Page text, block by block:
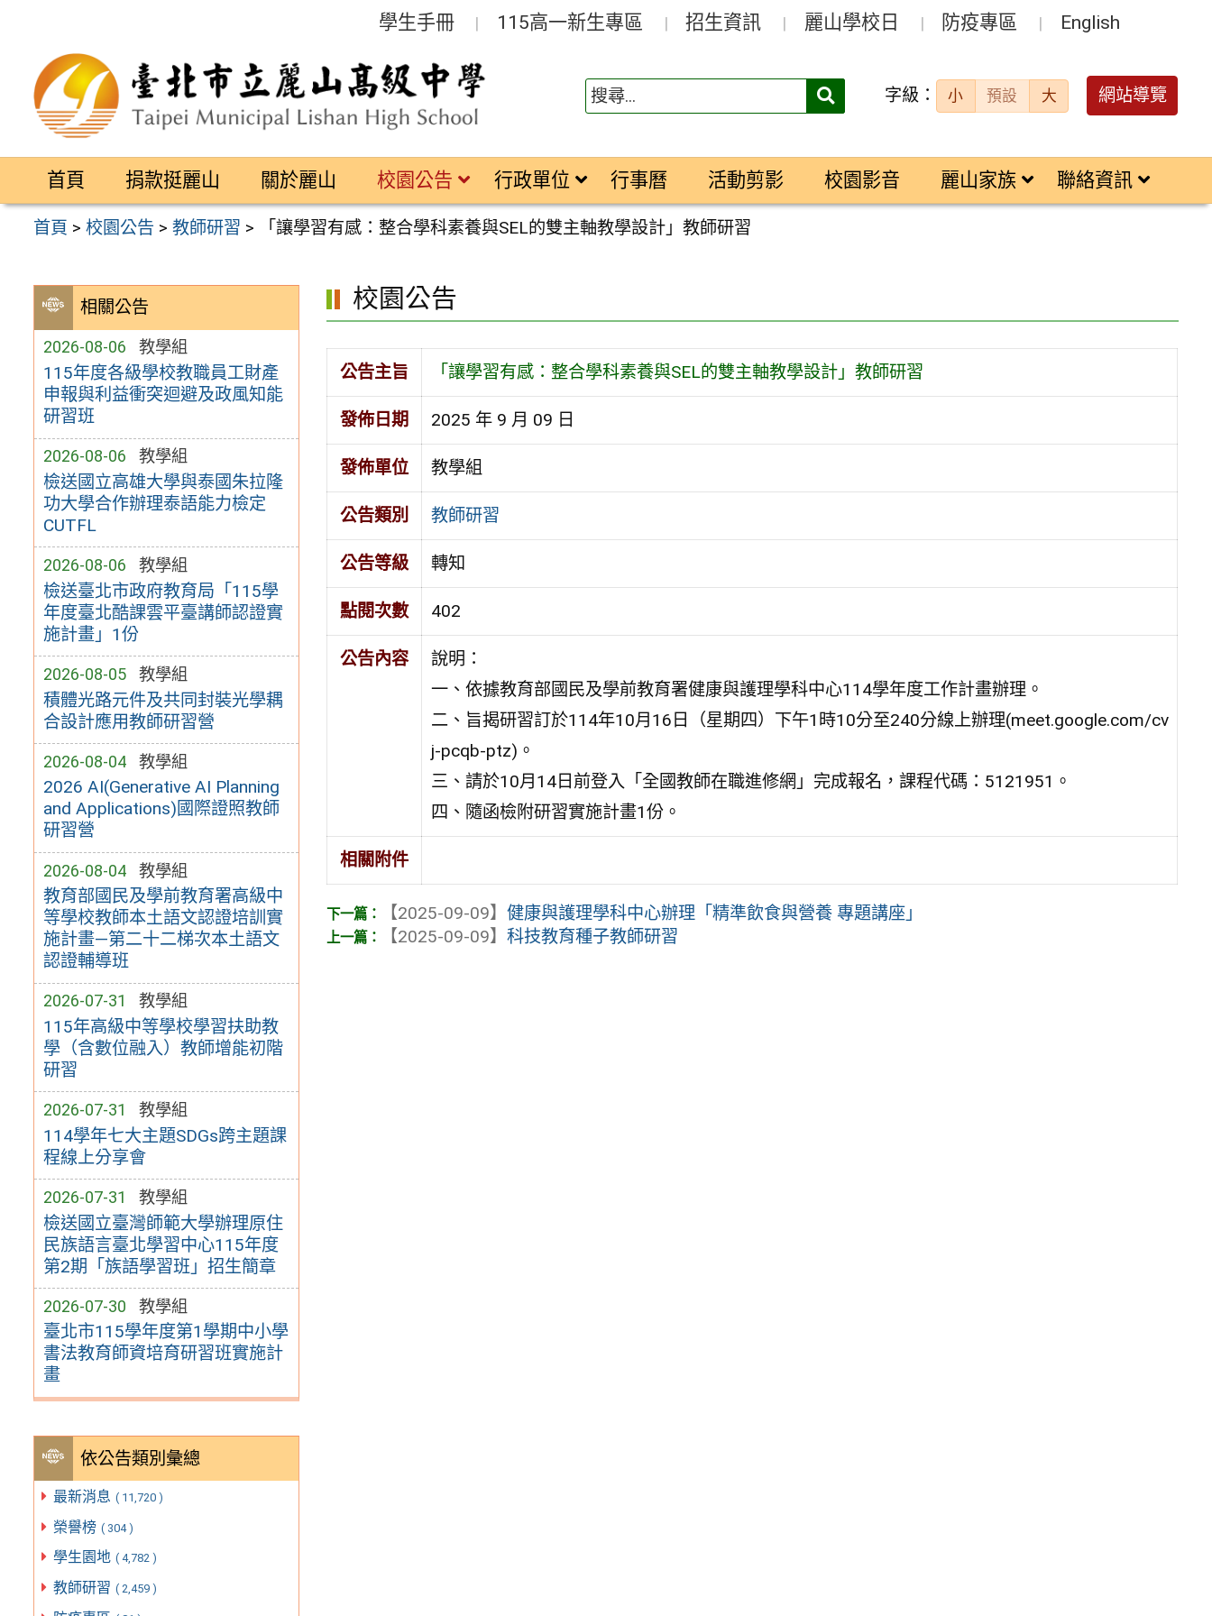
區
學生手冊 115高一新生專區 招生資訊 麗山學校日 防疫專區 English
搜
字級： 小 預設 大 網站導覽
首頁 捐款挺麗山 關於麗山 校園公告 行政單位 行事曆 活動剪影 校園影音 麗山家族 聯絡資訊
首頁 >校園公告 >教師研習 > 「讓學習有感：整合學科素養與SEL的雙主軸教學設計」教師研習
相關公告
2026-08-06 教學組
115年度各級學校教職員工財產
申報與利益衝突迴避及政風知能
研習班
2026-08-06 教學組
檢送國立高雄大學與泰國朱拉隆
功大學合作辦理泰語能力檢定
CUTFL
2026-08-06 教學組
檢送臺北市政府教育局「115學
年度臺北酷課雲平臺講師認證實
施計畫」1份
2026-08-05 教學組
積體光路元件及共同封裝光學耦
合設計應用教師研習營
2026-08-04 教學組
2026 AI(Generative AI Planning
and Applications)國際證照教師
研習營
2026-08-04 教學組
教育部國民及學前教育署高級中
等學校教師本土語文認證培訓實
施計畫—第二十二梯次本土語文
認證輔導班
2026-07-31 教學組
115年高級中等學校學習扶助教
學（含數位融入）教師增能初階
研習
2026-07-31 教學組
114學年七大主題SDGs跨主題課
程線上分享會
2026-07-31 教學組
檢送國立臺灣師範大學辦理原住
民族語言臺北學習中心115年度
第2期「族語學習班」招生簡章
2026-07-30 教學組
臺北市115學年度第1學期中小學
書法教育師資培育研習班實施計
畫
依公告類別彙總
最新消息 ( 11,720 )
榮譽榜 ( 304 )
學生園地 ( 4,782 )
教師研習 ( 2,459 )
校園公告
公告主旨 「讓學習有感：整合學科素養與SEL的雙主軸教學設計」教師研習
發佈日期 2025 年 9 月 09 日
發佈單位 教學組
公告類別 教師研習
公告等級 轉知
點閱次數 402
公告內容
說明：
一、依據教育部國民及學前教育署健康與護理學科中心114學年度工作計畫辦理。
二、旨揭研習訂於114年10月16日（星期四）下午1時10分至240分線上辦理(meet.google.com/cv
j-pcqb-ptz)。
三、請於10月14日前登入「全國教師在職進修網」完成報名，課程代碼：5121951。
四、隨函檢附研習實施計畫1份。
相關附件
【2025-09-09】健康與護理學科中心辦理「精準飲食與營養 專題講座」
【2025-09-09】科技教育種子教師研習